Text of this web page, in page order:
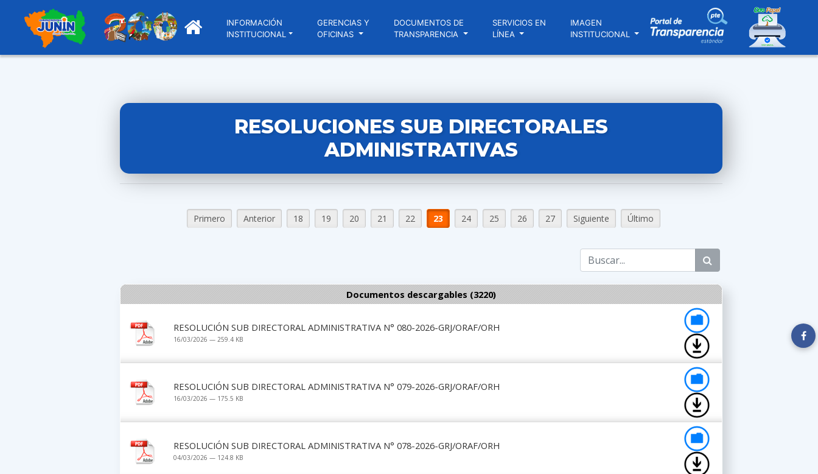
INFORMACIÓN
INSTITUCIONAL
GERENCIAS Y
OFICINAS
DOCUMENTOS DE
TRANSPARENCIA
SERVICIOS EN
LÍNEA
IMAGEN
INSTITUCIONAL
RESOLUCIONES SUB DIRECTORALES
ADMINISTRATIVAS
Primero Anterior 18 19 20 21 22 23 24 25 26 27 Siguiente Último
Documentos descargables (3220)
RESOLUCIÓN SUB DIRECTORAL ADMINISTRATIVA N° 080-2026-GRJ/ORAF/ORH
16/03/2026 — 259.4 KB
RESOLUCIÓN SUB DIRECTORAL ADMINISTRATIVA N° 079-2026-GRJ/ORAF/ORH
16/03/2026 — 175.5 KB
RESOLUCIÓN SUB DIRECTORAL ADMINISTRATIVA N° 078-2026-GRJ/ORAF/ORH
04/03/2026 — 124.8 KB